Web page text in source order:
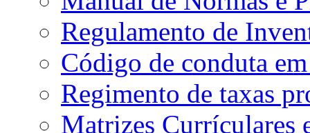
Regulamento de
Código de conduta
Regimento de taxas
Matrizes Currículares